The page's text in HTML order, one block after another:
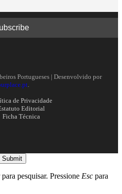
Portugueses | Desenvolvido por
de Privacidade
Editorial
Ficha Técnica
Submit
para pesquisar. Pressione Esc para